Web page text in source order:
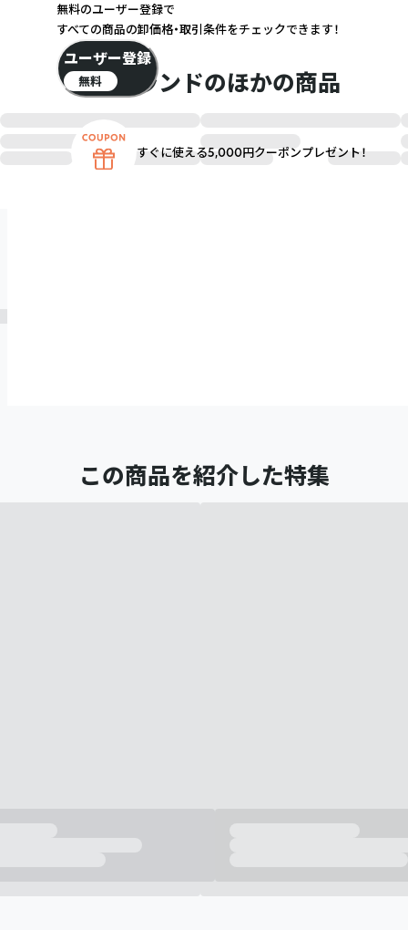
このブランドのほかの商品
この商品を紹介した特集
無料のユーザー登録で
すべての商品の卸価格・取引条件をチェックできます！
ユーザー登録
無料
すぐに使える5,000円クーポンプレゼント！